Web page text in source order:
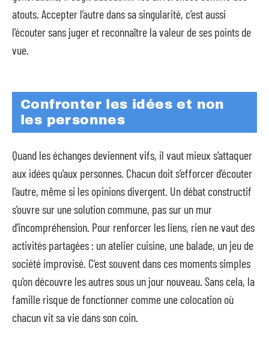
atouts. Accepter l’autre dans sa singularité, c’est aussi
l’écouter sans juger et reconnaître la valeur de ses points de
vue.
Confronter les idées et non
les personnes
Quand les échanges deviennent vifs, il vaut mieux s’attaquer
aux idées qu’aux personnes. Chacun doit s’efforcer d’écouter
l’autre, même si les opinions divergent. Un débat constructif
s’ouvre sur une solution commune, pas sur un mur
d’incompréhension. Pour renforcer les liens, rien ne vaut des
activités partagées : un atelier cuisine, une balade, un jeu de
société improvisé. C’est souvent dans ces moments simples
qu’on découvre les autres sous un jour nouveau. Sans cela, la
famille risque de fonctionner comme une colocation où
chacun vit sa vie dans son coin.